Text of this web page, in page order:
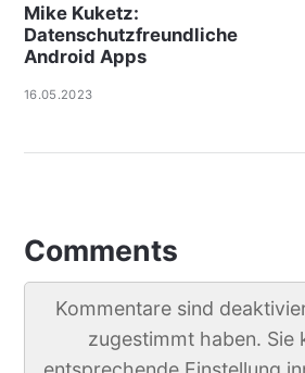
Mike Kuketz:
Datenschutzfreundliche
Android Apps
16.05.2023
Comments
Kommentare sind
zugestimmt haben. Sie